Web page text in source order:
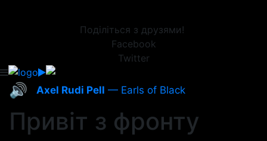
Поділіться з друзями!
Facebook
Twitter
🔊 Axel Rudi Pell — Earls of Black
Привіт з фронту